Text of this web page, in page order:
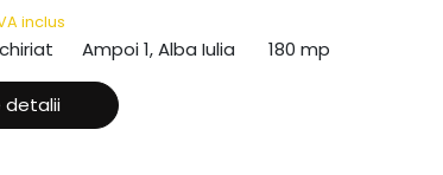
inclus
Ampoi 1, Alba Iulia 180 mp
detalii